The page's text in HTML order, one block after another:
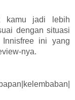
kamu jadi lebih
dengan situasi
ini yang
nya.